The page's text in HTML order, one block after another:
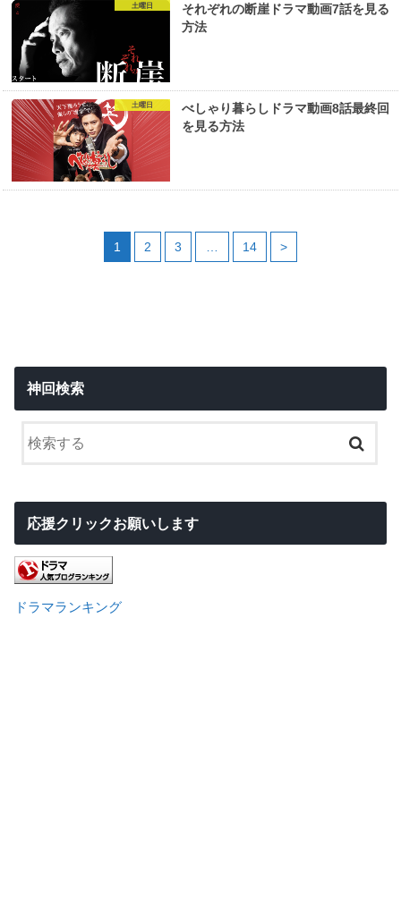
土曜日
それぞれの断崖ドラマ動画7話を見る
方法
土曜日
べしゃり暮らしドラマ動画8話最終回
を見る方法
1 2 3 14 >
神回検索
応援クリックお願いします
ドラマランキング